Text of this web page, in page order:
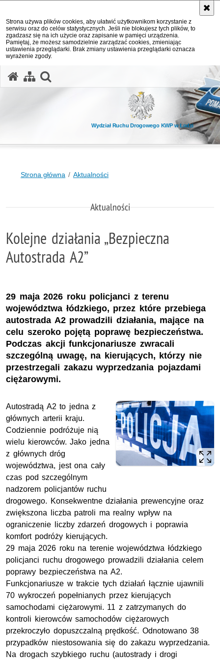
Strona używa plików cookies, aby ułatwić użytkownikom korzystanie z
serwisu oraz do celów statystycznych. Jeśli nie blokujesz tych plików, to
zgadzasz się na ich użycie oraz zapisanie w pamięci urządzenia.
Pamiętaj, że możesz samodzielnie zarządzać cookies, zmieniając
ustawienia przeglądarki. Brak zmiany ustawienia przeglądarki oznacza
wyrażenie zgody.
Wydział Ruchu Drogowego KWP w Łodzi
Strona główna Aktualności
Aktualności
Kolejne działania „Bezpieczna
Autostrada A2”
29 maja 2026 roku policjanci z terenu
województwa łódzkiego, przez które przebiega
autostrada A2 prowadzili działania, mające na
celu szeroko pojętą poprawę bezpieczeństwa.
Podczas akcji funkcjonariusze zwracali
szczególną uwagę, na kierujących, którzy nie
przestrzegali zakazu wyprzedzania pojazdami
ciężarowymi.
Autostradą A2 to jedna z
głównych arterii kraju.
Codziennie podróżuje nią
wielu kierowców. Jako jedna
z głównych dróg
województwa, jest ona cały
czas pod szczególnym
nadzorem policjantów ruchu
drogowego. Konsekwentne działania prewencyjne oraz
zwiększona liczba patroli ma realny wpływ na
ograniczenie liczby zdarzeń drogowych i poprawia
komfort podróży kierujących.
29 maja 2026 roku na terenie województwa łódzkiego
policjanci ruchu drogowego prowadzili działania celem
poprawy bezpieczeństwa na A2.
Funkcjonariusze w trakcie tych działań łącznie ujawnili
70 wykroczeń popełnianych przez kierujących
samochodami ciężarowymi. 11 z zatrzymanych do
kontroli kierowców samochodów ciężarowych
przekroczyło dopuszczalną prędkość. Odnotowano 38
przypadków niestosowania się do zakazu wyprzedzania.
Na drogach szybkiego ruchu (autostrady i drogi